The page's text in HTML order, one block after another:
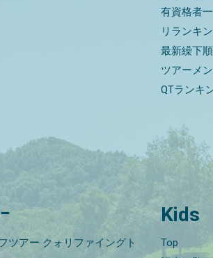
有資格者
リランキ
最新繰下
ツアーメ
QTランキ
ツアー クォリファイングト
Kids
Top